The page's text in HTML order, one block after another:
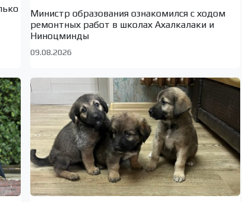
Министр образования ознакомился с ходом
ремонтных работ в школах Ахалкалаки и
Ниноцминды
09.08.2026